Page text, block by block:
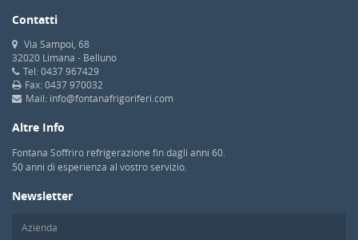
Contatti
Via Sampoi, 68
32020 Limana - Belluno
Tel: 0437 967429
Fax: 0437 970032
Mail: info@fontanafrigoriferi.com
Altre Info
Fontana Soffriro refrigerazione fin dagli anni 60.
50 anni di esperienza al vostro servizio.
Newsletter